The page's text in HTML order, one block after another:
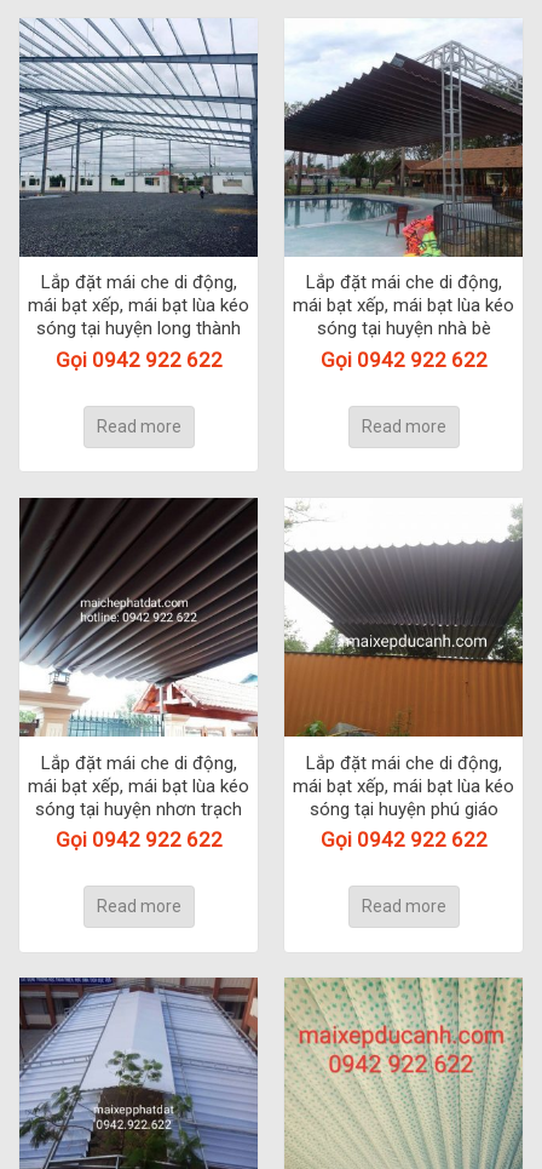
Lắp đặt mái che di động,
mái bạt xếp, mái bạt lùa kéo
sóng tại huyện long thành
Gọi 0942 922 622
Read more
Lắp đặt mái che di động,
mái bạt xếp, mái bạt lùa kéo
sóng tại huyện nhà bè
Gọi 0942 922 622
Read more
Lắp đặt mái che di động,
mái bạt xếp, mái bạt lùa kéo
sóng tại huyện nhơn trạch
Gọi 0942 922 622
Read more
Lắp đặt mái che di động,
mái bạt xếp, mái bạt lùa kéo
sóng tại huyện phú giáo
Gọi 0942 922 622
Read more